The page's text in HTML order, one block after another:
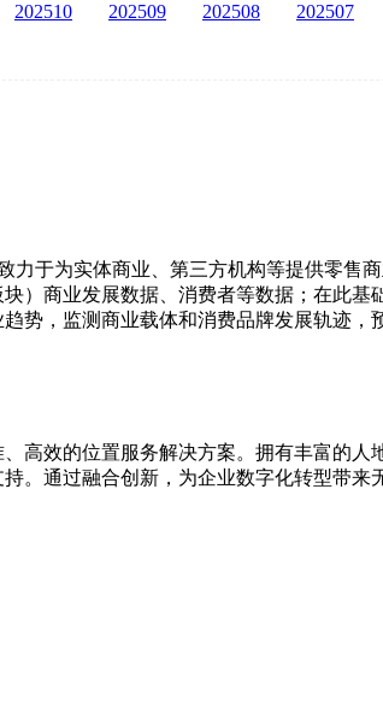
202510 202509 202508 202507
于为实体商业、第三方机构等提供零售
）商业发展数据、消费者等数据；在此
势，监测商业载体和消费品牌发展轨迹，
高效的位置服务解决方案。拥有丰富的
。通过融合创新，为企业数字化转型带来